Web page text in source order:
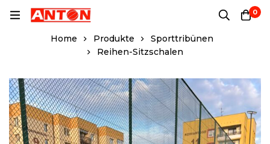
0
Home Produkte
Sporttribünen
Reihen-Sitzschalen